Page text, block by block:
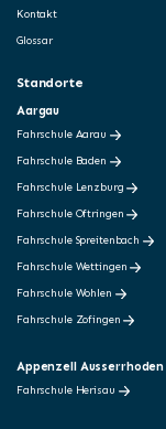
Kontakt
Glossar
Standorte
Aargau
Fahrschule Aarau
Fahrschule Baden
Fahrschule Lenzburg
Fahrschule Oftringen
Fahrschule Spreitenbach
Fahrschule Wettingen
Fahrschule Wohlen
Fahrschule Zofingen
Appenzell Ausserrhoden
Fahrschule Herisau